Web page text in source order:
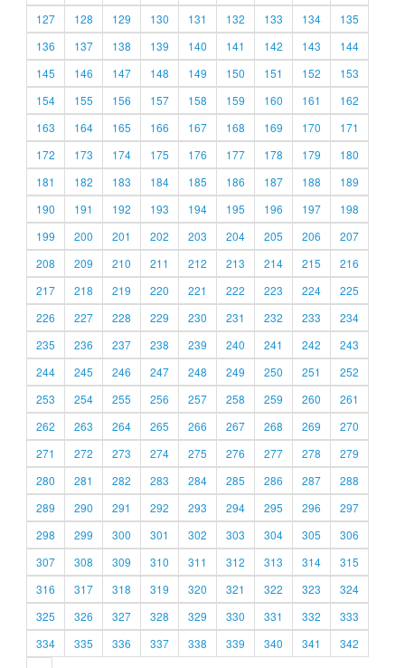
127
128 129 130 131 132 133 134
135
136
137 138 139 140 141 142 143
144
145
146 147 148 149 150 151 152
153
154
155 156 157 158 159 160 161
162
163
164 165 166 167 168 169 170
171
172
173 174 175 176 177 178 179
180
181
182 183 184 185 186 187 188
189
190
191 192 193 194 195 196 197
198
199
200 201 202 203 204 205 206
207
208
209 210 211 212 213 214 215
216
217
218 219 220 221 222 223 224
225
226
227 228 229 230 231 232 233
234
235
236 237 238 239 240 241 242
243
244
245 246 247 248 249 250 251
252
253
254 255 256 257 258 259 260
261
262
263 264 265 266 267 268 269
270
271
272 273 274 275 276 277 278
279
280
281 282 283 284 285 286 287
288
289
290 291 292 293 294 295 296
297
298
299 300 301 302 303 304 305
306
307
308 309 310 311 312 313 314
315
316
317 318 319 320 321 322 323
324
325
326 327 328 329 330 331 332
333
334
335 336 337 338 339 340 341
342